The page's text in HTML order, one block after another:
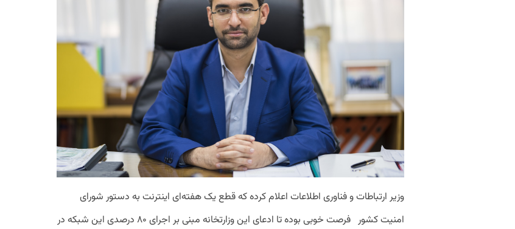
وزیر ارتباطات و فناوری اطلاعات اعلام کرده که قطع یک هفته‌ای اینترنت به دستور شورای
امنیت کشور فرصت خوبی بوده تا ادعای این وزارتخانه مبنی بر اجرای ۸۰ درصدی این شبکه در